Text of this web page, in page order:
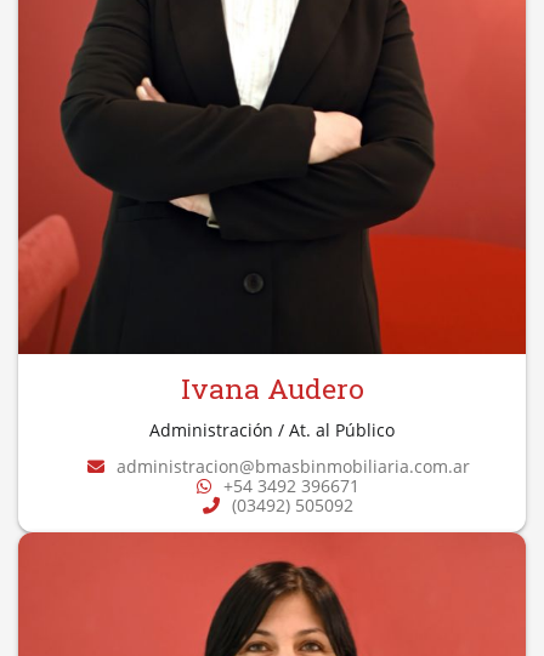
Ivana Audero
Administración / At. al Público
administracion@bmasbinmobiliaria.com.ar
+54 3492 396671
(03492) 505092